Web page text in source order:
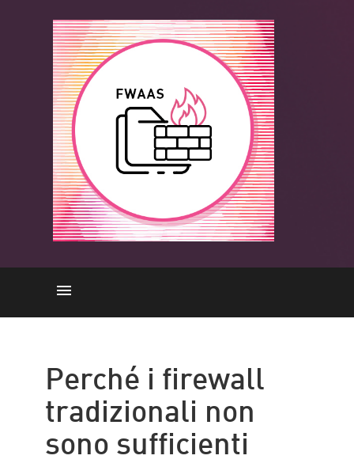
Capacità chiave
Considerazioni chiave
Soluzione
Perché i firewall
tradizionali non
sono sufficienti